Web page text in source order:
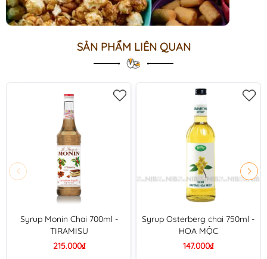
SẢN PHẨM LIÊN QUAN
Syrup Monin Chai 700ml -
TIRAMISU
215.000₫
Syrup Osterberg chai 750ml -
HOA MỘC
147.000₫